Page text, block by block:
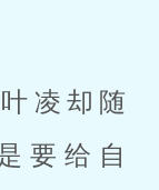
凌却随
要给自